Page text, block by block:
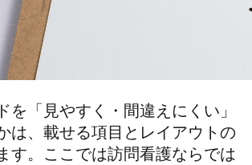
を「見やすく・間違えにくい」
は、載せる項目とレイアウトの
す。ここでは訪問看護ならでは